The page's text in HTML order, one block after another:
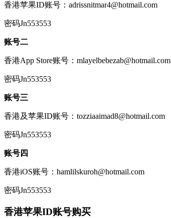
香港苹果ID账号：adrissnitmar4@hotmail.com
密码Jn553553
账号二
香港App Store账号：mlayelbebezab@hotmail.com
密码Jn553553
账号三
香港及苹果ID账号：tozziaaimad8@hotmail.com
密码Jn553553
账号四
香港iOS账号：hamlilskuroh@hotmail.com
密码Jn553553
香港苹果ID账号购买